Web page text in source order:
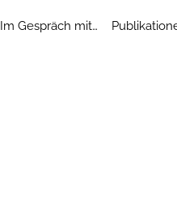
Im Gespräch mit…